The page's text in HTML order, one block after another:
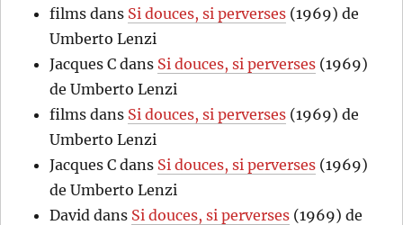
films dans Si douces, si perverses (1969) de
Umberto Lenzi
Jacques C dans Si douces, si perverses (1969)
de Umberto Lenzi
films dans Si douces, si perverses (1969) de
Umberto Lenzi
Jacques C dans Si douces, si perverses (1969)
de Umberto Lenzi
David dans Si douces, si perverses (1969) de